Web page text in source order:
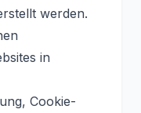
werden.
in
Cookie-